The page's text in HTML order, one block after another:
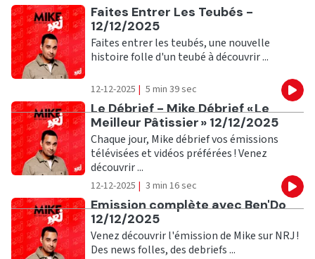
Ecouter
Faites Entrer Les Teubés -
12/12/2025
Faites entrer les teubés, une nouvelle
histoire folle d'un teubé à découvrir ...
12-12-2025 | 5 min 39 sec
Ecouter
Le Débrief - Mike Débrief « Le
Meilleur Pâtissier » 12/12/2025
Chaque jour, Mike débrief vos émissions
télévisées et vidéos préférées ! Venez
découvrir ...
12-12-2025 | 3 min 16 sec
Ecouter
Emission complète avec Ben'Do
12/12/2025
Venez découvrir l'émission de Mike sur NRJ !
Des news folles, des debriefs ...